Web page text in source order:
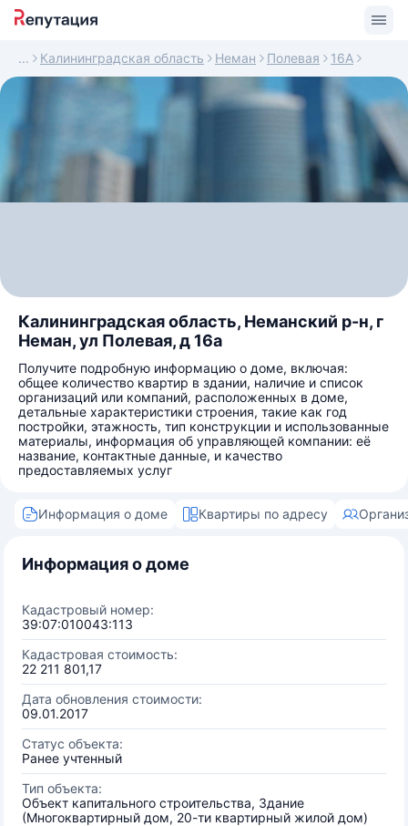
Калининградская область Неман Полевая 16А
Калининградская область, Неманский р-н, г
Неман, ул Полевая, д 16а
Получите подробную информацию о доме, включая:
общее количество квартир в здании, наличие и список
организаций или компаний, расположенных в доме,
детальные характеристики строения, такие как год
постройки, этажность, тип конструкции и использованные
материалы, информация об управляющей компании: её
название, контактные данные, и качество
предоставляемых услуг
Информация о доме Квартиры по адресу
Информация о доме
Кадастровый номер:
39:07:010043:113
Кадастровая стоимость:
22 211 801,17
Дата обновления стоимости:
09.01.2017
Статус объекта:
Ранее учтенный
Тип объекта:
Объект капитального строительства, Здание
(Многоквартирный дом, 20-ти квартирный жилой дом)